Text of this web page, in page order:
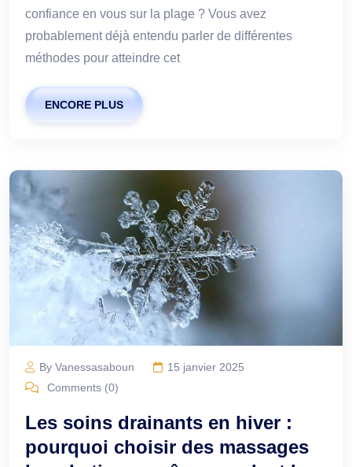
confiance en vous sur la plage ? Vous avez
probablement déjà entendu parler de différentes
méthodes pour atteindre cet
ENCORE PLUS
By Vanessasaboun
15 janvier 2025
Comments (0)
Les soins drainants en hiver :
pourquoi choisir des massages